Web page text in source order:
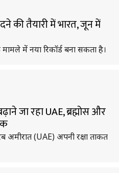
की तैयारी में भारत, जून में
में नया रिकॉर्ड बना सकता है।
जा रहा UAE, ब्रह्मोस और
(UAE) अपनी रक्षा ताकत